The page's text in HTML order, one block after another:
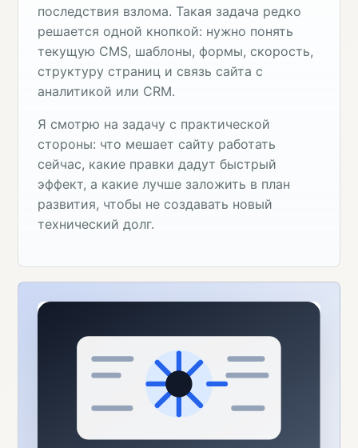
последствия взлома. Такая задача редко
решается одной кнопкой: нужно понять
текущую CMS, шаблоны, формы, скорость,
структуру страниц и связь сайта с
аналитикой или CRM.
Я смотрю на задачу с практической
стороны: что мешает сайту работать
сейчас, какие правки дадут быстрый
эффект, а какие лучше заложить в план
развития, чтобы не создавать новый
технический долг.